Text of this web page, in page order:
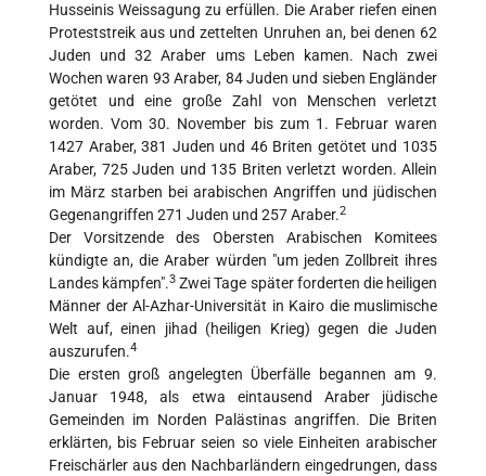
Husseinis Weissagung zu erfüllen. Die Araber riefen einen
Proteststreik aus und zettelten Unruhen an, bei denen 62
Juden und 32 Araber ums Leben kamen. Nach zwei
Wochen waren 93 Araber, 84 Juden und sieben Engländer
getötet und eine große Zahl von Menschen verletzt
worden. Vom 30. November bis zum 1. Februar waren
1427 Araber, 381 Juden und 46 Briten getötet und 1035
Araber, 725 Juden und 135 Briten verletzt worden. Allein
im März starben bei arabischen Angriffen und jüdischen
Gegenangriffen 271 Juden und 257 Araber.2
Der Vorsitzende des Obersten Arabischen Komitees
kündigte an, die Araber würden "um jeden Zollbreit ihres
Landes kämpfen".3 Zwei Tage später forderten die heiligen
Männer der Al-Azhar-Universität in Kairo die muslimische
Welt auf, einen jihad (heiligen Krieg) gegen die Juden
auszurufen.4
Die ersten groß angelegten Überfälle begannen am 9.
Januar 1948, als etwa eintausend Araber jüdische
Gemeinden im Norden Palästinas angriffen. Die Briten
erklärten, bis Februar seien so viele Einheiten arabischer
Freischärler aus den Nachbarländern eingedrungen, dass